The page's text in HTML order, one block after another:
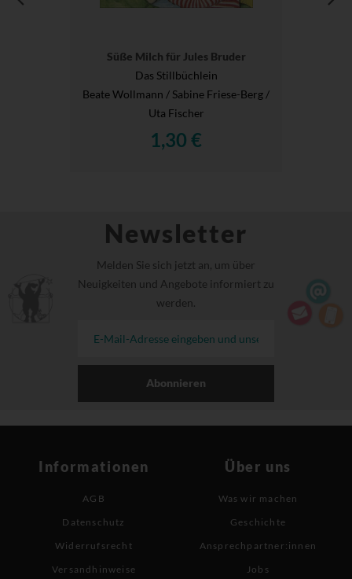
Süße Milch für Jules Bruder
Das Stillbüchlein
Beate Wollmann / Sabine Friese-Berg /
Uta Fischer
1,30 €
Newsletter
Melden Sie sich jetzt an, um über
Neuigkeiten und Angebote informiert zu
werden.
Abonnieren
Informationen
AGB
Datenschutz
Widerrufsrecht
Versandhinweise
Über uns
Was wir machen
Geschichte
Ansprechpartner:innen
Jobs